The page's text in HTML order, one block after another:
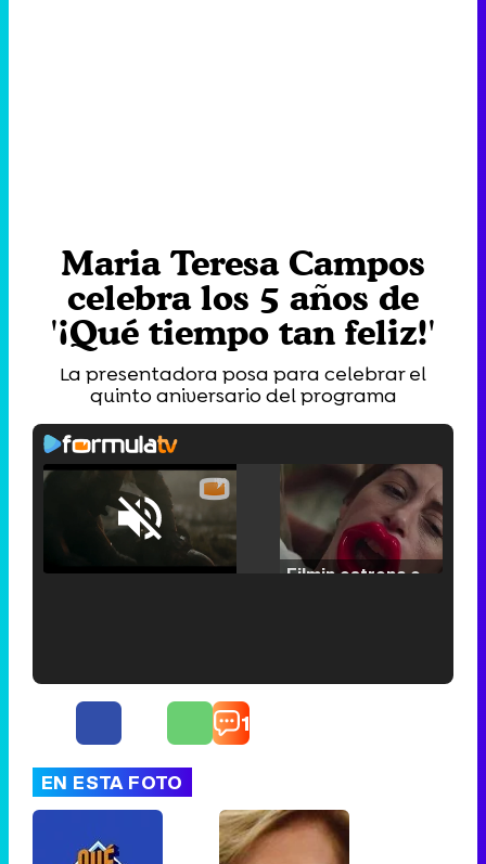
Maria Teresa Campos
celebra los 5 años de
'¡Qué tiempo tan feliz!'
La presentadora posa para celebrar el
quinto aniversario del programa
Unmute /
Loaded:
25.30%
1
EN ESTA FOTO